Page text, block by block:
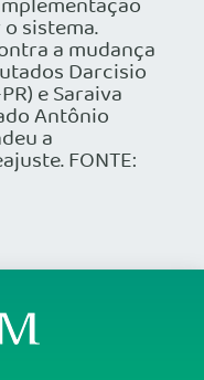
sistema.
a mudança
Darcisio
e Saraiva
Antônio
a
FONTE: